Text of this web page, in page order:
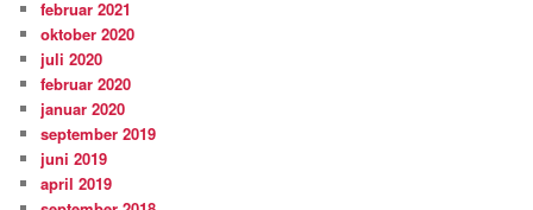
februar 2021
oktober 2020
juli 2020
februar 2020
januar 2020
september 2019
juni 2019
april 2019